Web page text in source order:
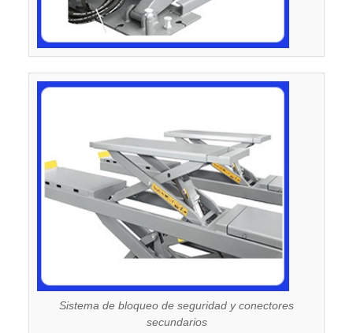
Sistema de bloqueo de seguridad y conectores
secundarios